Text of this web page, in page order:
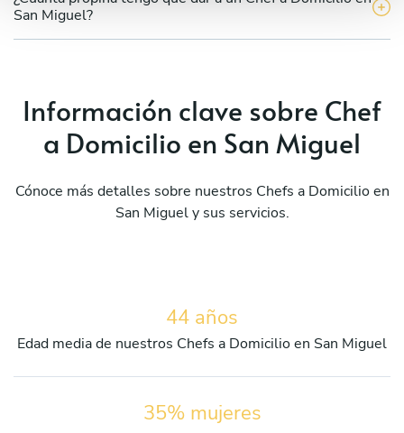
San Miguel?
Información clave sobre Chef
a Domicilio en San Miguel
Cónoce más detalles sobre nuestros Chefs a Domicilio en
San Miguel y sus servicios.
44 años
Edad media de nuestros Chefs a Domicilio en San Miguel
35% mujeres